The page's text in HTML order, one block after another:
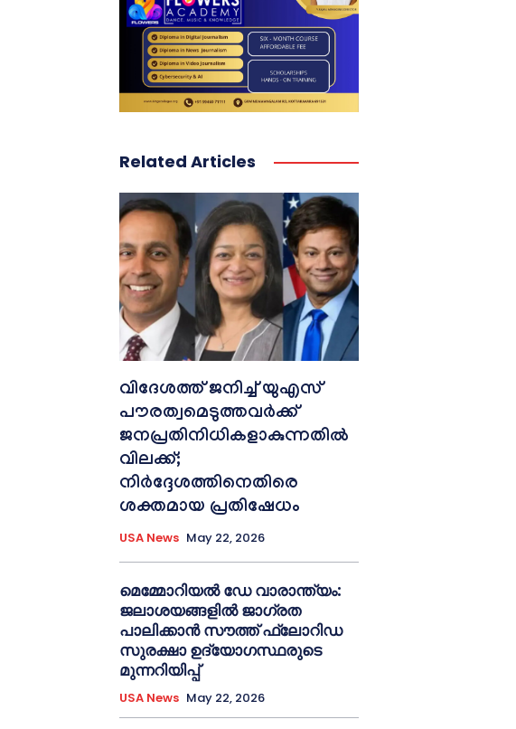
Related Articles
വിദേശത്ത് ജനിച്ച് യുഎസ്
പൗരത്വമെടുത്തവർക്ക്
ജനപ്രതിനിധികളാകുന്നതിൽ
വിലക്ക്;
നിർദ്ദേശത്തിനെതിരെ
ശക്തമായ പ്രതിഷേധം
USA News May 22, 2026
മെമ്മോറിയൽ ഡേ വാരാന്ത്യം:
ജലാശയങ്ങളിൽ ജാഗ്രത
പാലിക്കാൻ സൗത്ത് ഫ്ലോറിഡ
സുരക്ഷാ ഉദ്യോഗസ്ഥരുടെ
മുന്നറിയിപ്പ്
USA News May 22, 2026